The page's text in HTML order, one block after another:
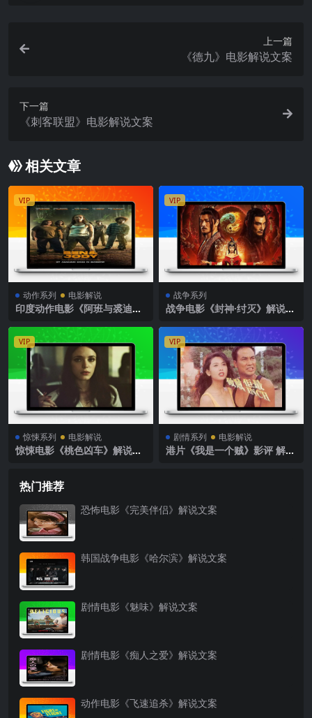
上一篇
《德九》电影解说文案
下一篇
《刺客联盟》电影解说文案
相关文章
VIP
动作系列 电影解说
印度动作电影《阿班与裘迪》
VIP
战争系列
战争电影《封神·纣灭》解说文
VIP
惊悚系列 电影解说
惊悚电影《桃色凶车》解说文
VIP
剧情系列 电影解说
港片《我是一个贼》影评 解说
热门推荐
恐怖电影《完美伴侣》解说文案
韩国战争电影《哈尔滨》解说文案
剧情电影《魅味》解说文案
剧情电影《痴人之爱》解说文案
动作电影《飞速追杀》解说文案